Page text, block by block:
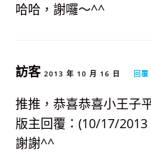
哈哈，謝囉～^^
訪客2013 年 10 月 16 日 回覆
推推，恭喜恭喜小王子
版主回覆：(10/17/
謝謝^^